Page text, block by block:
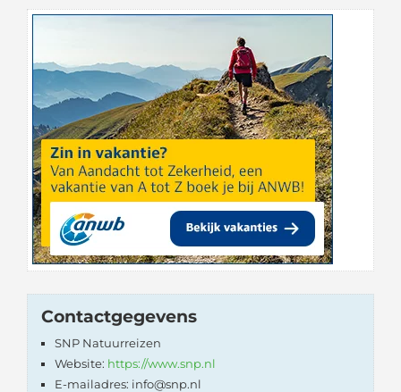
Contactgegevens
SNP Natuurreizen
Website: https://www.snp.nl
E-mailadres: info@snp.nl